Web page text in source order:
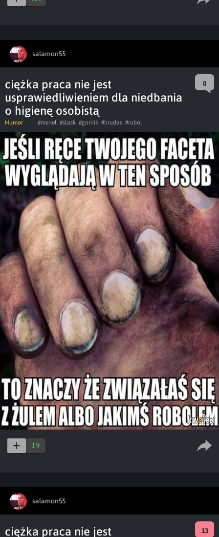
salamon55
ciężka praca nie jest
usprawiedliwieniem dla niedbania
o higienę osobistą
0
Humor #menel #slask #gornik #brudas #robol
19
salamon55
ciężka praca nie jest
13